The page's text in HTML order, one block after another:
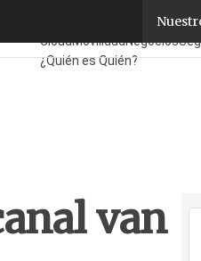
Mayoristas
CloudMovilidadNegocios
¿Quién es Quién?
van